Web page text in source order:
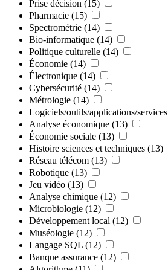
Prise décision (15)
Pharmacie (15)
Spectrométrie (14)
Bio-informatique (14)
Politique culturelle (14)
Économie (14)
Électronique (14)
Cybersécurité (14)
Métrologie (14)
Logiciels/outils/applications/services
Analyse économique (13)
Économie sociale (13)
Histoire sciences et techniques (13)
Réseau télécom (13)
Robotique (13)
Jeu vidéo (13)
Analyse chimique (12)
Microbiologie (12)
Développement local (12)
Muséologie (12)
Langage SQL (12)
Banque assurance (12)